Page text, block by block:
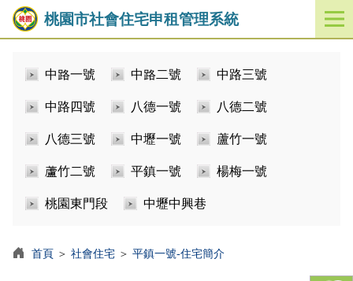
桃園市社會住宅申租管理系統
開
啟
中路一號 中路二號 中路三號
中路四號 八德一號 八德二號
八德三號 中壢一號 蘆竹一號
蘆竹二號 平鎮一號 楊梅一號
桃園東門段 中壢中興巷
首頁 ＞ 社會住宅 ＞ 平鎮一號-住宅簡介